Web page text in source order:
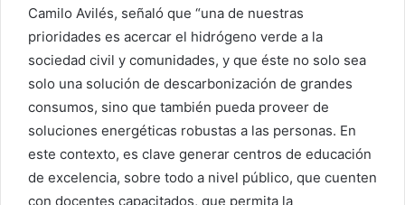
Camilo Avilés, señaló que “una de nuestras
prioridades es acercar el hidrógeno verde a la
sociedad civil y comunidades, y que éste no solo sea
solo una solución de descarbonización de grandes
consumos, sino que también pueda proveer de
soluciones energéticas robustas a las personas. En
este contexto, es clave generar centros de educación
de excelencia, sobre todo a nivel público, que cuenten
con docentes capacitados, que permita la